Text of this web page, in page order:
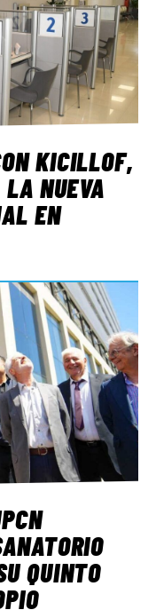
KICILLOF,
NUEVA
EN
QUINTO